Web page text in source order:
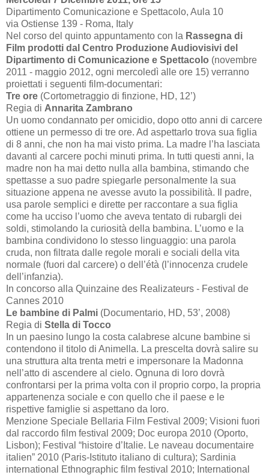
Dipartimento Comunicazione e Spettacolo, Aula 10
via Ostiense 139 - Roma, Italy
Nel corso del quinto appuntamento con la Rassegna di
Film prodotti dal Centro Produzione Audiovisivi del
Dipartimento di Comunicazione e Spettacolo (novembre
2011 - maggio 2012, ogni mercoledì alle ore 15) verranno
proiettati i seguenti film-documentari:
Tre ore (Cortometraggio di finzione, HD, 12’)
Regia di Annarita Zambrano
Un uomo condannato per omicidio, dopo otto anni di carcere
ottiene un permesso di tre ore. Ad aspettarlo trova sua figlia
di 8 anni, che non ha mai visto prima. La madre l’ha lasciata
davanti al carcere pochi minuti prima. In tutti questi anni, la
madre non ha mai detto nulla alla bambina, stimando che
spettasse a suo padre spiegarle personalmente la sua
situazione appena ne avesse avuto la possibilità. Il padre,
usa parole semplici e dirette per raccontare a sua figlia
come ha ucciso l’uomo che aveva tentato di rubargli dei
soldi, stimolando la curiosità della bambina. L’uomo e la
bambina condividono lo stesso linguaggio: una parola
cruda, non filtrata dalle regole morali e sociali della vita
normale (fuori dal carcere) o dell’étà (l’innocenza crudele
dell’infanzia).
In concorso alla Quinzaine des Realizateurs - Festival de
Cannes 2010
Le bambine di Palmi (Documentario, HD, 53’, 2008)
Regia di Stella di Tocco
In un paesino lungo la costa calabrese alcune bambine si
contendono il titolo di Animella. La prescelta dovrà salire su
una struttura alta trenta metri e impersonare la Madonna
nell’atto di ascendere al cielo. Ognuna di loro dovrà
confrontarsi per la prima volta con il proprio corpo, la propria
appartenenza sociale e con quello che il paese e le
rispettive famiglie si aspettano da loro.
Menzione Speciale Bellaria Film Festival 2009; Visioni fuori
dal raccordo film festival 2009; Doc europa 2010 (Oporto,
Lisbon); Festival “histoire d’Italie. Le naveau documentaire
italien” 2010 (Paris-Istituto italiano di cultura); Sardinia
international Ethnographic film festival 2010; International